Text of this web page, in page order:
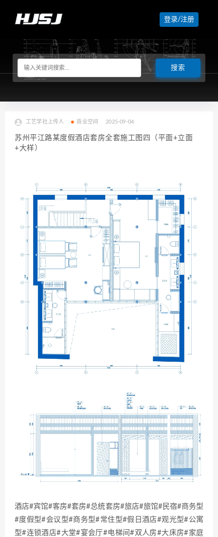
登录/注册
工艺学社上传人 商业空间 2025-09-04
苏州平江路某度假酒店套房全套施工图四（平面+立面
+大样）
酒店#宾馆#客房#套房#总统套房#旅店#旅馆#民宿#商务型
#度假型#会议型#商务型#常住型#假日酒店#观光型#公寓
型#连锁酒店#大堂#宴会厅#电梯间#双人房#大床房#家庭